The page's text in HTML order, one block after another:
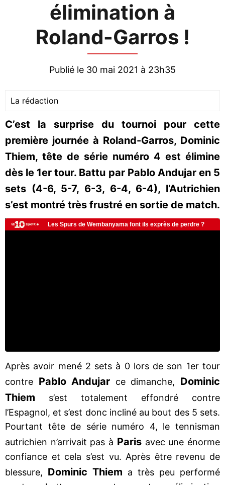
élimination à
Roland-Garros !
Publié le 30 mai 2021 à 23h35
La rédaction
C’est la surprise du tournoi pour cette
première journée à Roland-Garros, Dominic
Thiem, tête de série numéro 4 est élimine
dès le 1er tour. Battu par Pablo Andujar en 5
sets (4-6, 5-7, 6-3, 6-4, 6-4), l’Autrichien
s’est montré très frustré en sortie de match.
Après avoir mené 2 sets à 0 lors de son 1er tour
contre Pablo Andujar ce dimanche, Dominic
Thiem s’est totalement effondré contre
l’Espagnol, et s’est donc incliné au bout des 5 sets.
Pourtant tête de série numéro 4, le tennisman
autrichien n’arrivait pas à Parisavec une énorme
confiance et cela s’est vu. Après être revenu de
blessure, Dominic Thiem a très peu performé